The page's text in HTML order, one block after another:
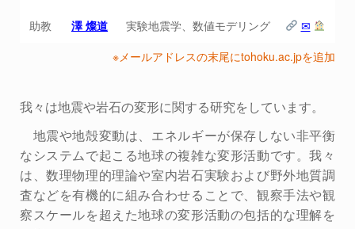
助教 澤 燦道 実験地震学、数値モデリング
✉
※メールアドレスの末尾にtohoku.ac.jpを追加
我々は地震や岩石の変形に関する研究をしています。
地震や地殻変動は、エネルギーが保存しない非平衡
なシステムで起こる地球の複雑な変形活動です。我々
は、数理物理的理論や室内岩石実験および野外地質調
査などを有機的に組み合わせることで、観察手法や観
察スケールを超えた地球の変形活動の包括的な理解を